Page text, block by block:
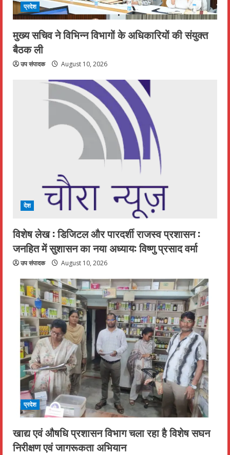
प्रदेश
मुख्य सचिव ने विभिन्न विभागों के अधिकारियों की संयुक्त
बैठक ली
उप संपादक August 10, 2026
देश
विशेष लेख : डिजिटल और पारदर्शी राजस्व प्रशासन :
जनहित में सुशासन का नया अध्याय: विष्णु प्रसाद वर्मा
उप संपादक August 10, 2026
प्रदेश
खाद्य एवं औषधि प्रशासन विभाग चला रहा है विशेष सघन
निरीक्षण एवं जागरूकता अभियान